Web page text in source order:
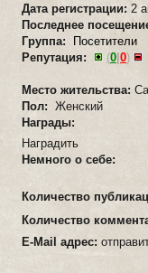
Дата регистрации: 2
Последнее
Группа:
Посетители
Репутация:
(0 0)
Место жительства:
Пол: Женский
Награды:
Наградить
Немного о себе:
Количество
Количество
E-Mail адрес: